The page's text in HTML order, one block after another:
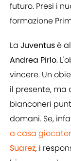
futuro. Presi i
formazione
La Juventusè
Andrea Pirlo.
vincere. Un
il presente, ma
bianconeri
domani. Se,
a casa
Suarez, i